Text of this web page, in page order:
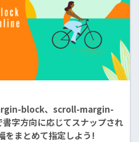
block、scroll-margin-
字方向に応じてスナップされ
をまとめて指定しよう!